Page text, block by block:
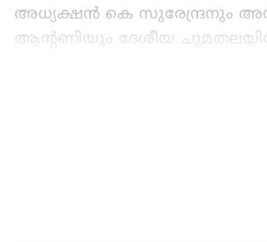
അധ്യക്ഷൻ കെ സുരേന്ദ്രനും
ആന്റണിയും ദേശീയ